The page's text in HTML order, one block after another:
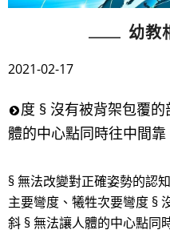
幼教
2021-02-17
度 § 沒有被背架包覆
體的中心點同時往中間靠
§ 無法改變對正確姿勢的認
主要彎度、犧牲次要彎度 §
斜 § 無法讓人體的中心點同